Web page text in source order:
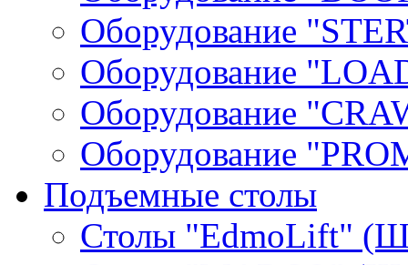
Оборудование
Оборудование
Оборудование
Оборудование
Подъемные столы
Столы "EdmoLift"